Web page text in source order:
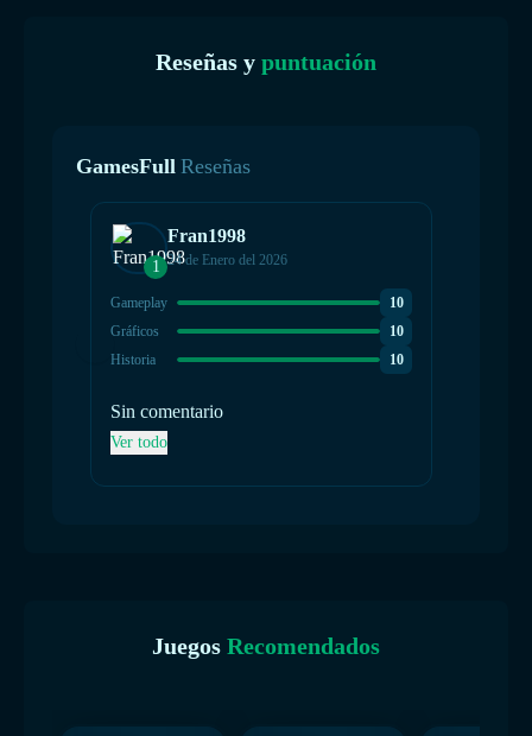
Reseñas y puntuación
GamesFull Reseñas
1
Fran1998
24 de Enero del 2026
Gameplay
10
Gráficos
10
Historia
10
Sin comentario
Ver todo
Juegos Recomendados